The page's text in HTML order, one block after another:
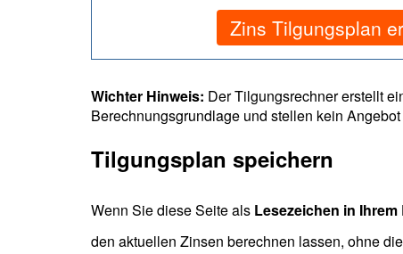
Zins Tilgungsplan
Wichter Hinweis: Der Tilgungsrechner erstellt
Berechnungsgrundlage und stellen kein
Tilgungsplan speichern
Wenn Sie diese Seite als Lesezeichen in
den aktuellen Zinsen berechnen lassen, ohne